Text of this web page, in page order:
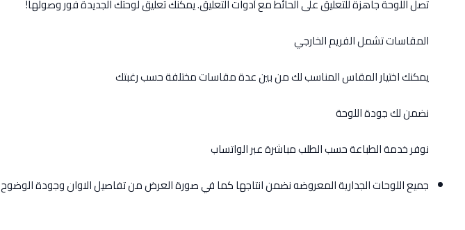
تصل اللوحة جاهزة للتعليق على الحائط مع أدوات التعليق. يمكنك تعليق لوحتك الجديدة فور وصولها!
المقاسات تشمل الفريم الخارجي
يمكنك اختيار المقاس المناسب لك من بين عدة مقاسات مختلفة حسب رغبتك
نضمن لك جودة اللوحة
نوفر خدمة الطباعة حسب الطلب مباشرة عبر الواتساب
جميع اللوحات الجدارية المعروضه نضمن انتاجها كما في صورة العرض من تفاصيل الاوان وجودة الوضوح